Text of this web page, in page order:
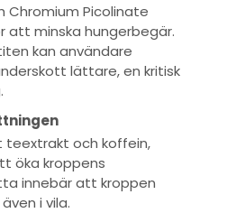
Chromium Picolinate
att minska hungerbegär.
kan användare
lättare, en kritisk
teextrakt och koffein,
öka kroppens
innebär att kroppen
i vila.